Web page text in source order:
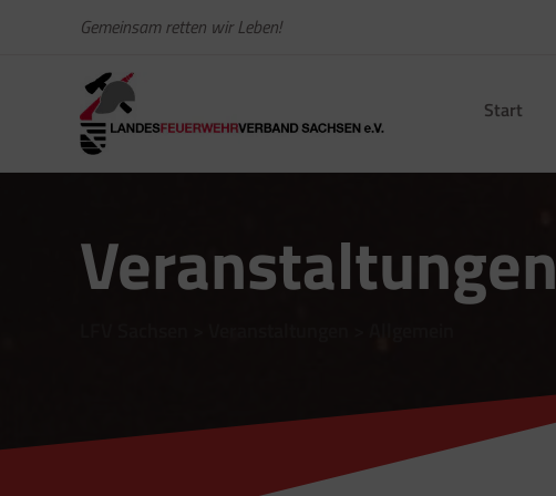
Gemeinsam retten wir Leben!
Start
Veranstaltungen